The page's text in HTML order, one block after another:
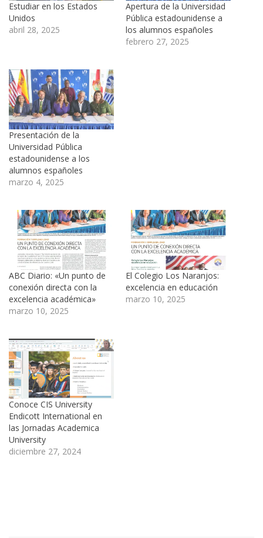
Estudiar en los Estados
Unidos
abril 28, 2025
Apertura de la Universidad
Pública estadounidense a
los alumnos españoles
febrero 27, 2025
Presentación de la
Universidad Pública
estadounidense a los
alumnos españoles
marzo 4, 2025
ABC Diario: «Un punto de
conexión directa con la
excelencia académica»
marzo 10, 2025
El Colegio Los Naranjos:
excelencia en educación
marzo 10, 2025
Conoce CIS University
Endicott International en
las Jornadas Academica
University
diciembre 27, 2024